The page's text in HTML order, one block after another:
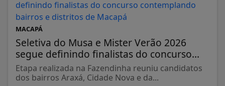
MACAPÁ
Seletiva do Musa e Mister Verão 2026
segue definindo finalistas do concurso...
Etapa realizada na Fazendinha reuniu candidatos
dos bairros Araxá, Cidade Nova e da...